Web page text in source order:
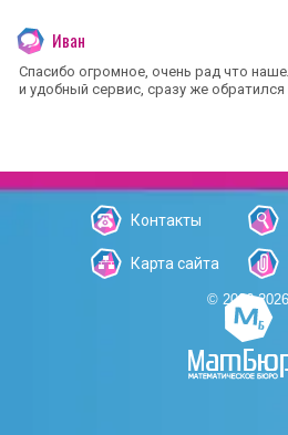
Иван
Спасибо огромное, очень рад что
и удобный сервис, сразу же
Контакты
Карта сайта
© 2006-2026